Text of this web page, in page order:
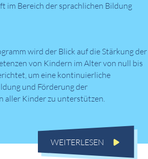
im Bereich der sprachlichen Bildung
wird der Blick auf die Stärkung der
von Kindern im Alter von null bis
um eine kontinuierliche
und Förderung der
aller Kinder zu unterstützen.
WEITERLESEN